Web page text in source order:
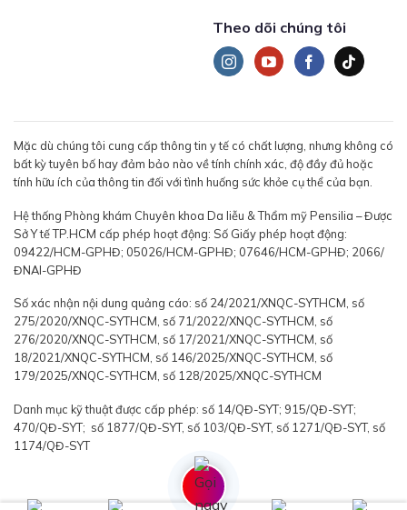
Theo dõi chúng tôi
Mặc dù chúng tôi cung cấp thông tin y tế có chất lượng, nhưng không có
bất kỳ tuyên bố hay đảm bảo nào về tính chính xác, độ đầy đủ hoặc
tính hữu ích của thông tin đối với tình huống sức khỏe cụ thể của bạn.
Hệ thống Phòng khám Chuyên khoa Da liễu & Thẩm mỹ Pensilia – Được
Sở Y tế TP.HCM cấp phép hoạt động: Số Giấy phép hoạt động:
09422/HCM-GPHĐ; 05026/HCM-GPHĐ; 07646/HCM-GPHĐ; 2066/
ĐNAI-GPHĐ
Số xác nhận nội dung quảng cáo: số 24/2021/XNQC-SYTHCM, số
275/2020/XNQC-SYTHCM, số 71/2022/XNQC-SYTHCM, số
276/2020/XNQC-SYTHCM, số 17/2021/XNQC-SYTHCM, số
18/2021/XNQC-SYTHCM, số 146/2025/XNQC-SYTHCM, số
179/2025/XNQC-SYTHCM, số 128/2025/XNQC-SYTHCM
Danh mục kỹ thuật được cấp phép: số 14/QĐ-SYT; 915/QĐ-SYT;
470/QĐ-SYT; số 1877/QĐ-SYT, số 103/QĐ-SYT, số 1271/QĐ-SYT, số
1174/QĐ-SYT